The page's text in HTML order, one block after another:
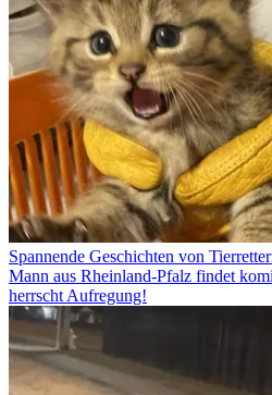
Spannende Geschichten von
Mann aus Rheinland-Pfalz findet
herrscht Aufregung!